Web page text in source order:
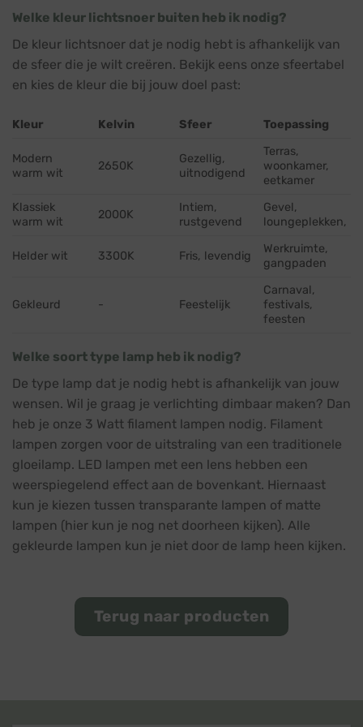
Welke kleur lichtsnoer buiten heb ik nodig?
De kleur lichtsnoer dat je nodig hebt is afhankelijk van
de sfeer die je wilt creëren. Bekijk eens onze sfeertabel
en kies de kleur die bij jouw doel past:
Kleur Kelvin Sfeer Toepassing
Modern
warm wit
2650K
Gezellig,
uitnodigend
Terras,
woonkamer,
eetkamer
Klassiek
warm wit
2000K
Intiem,
rustgevend
Gevel,
loungeplekken,
Helder wit 3300K Fris, levendig
Werkruimte,
gangpaden
Gekleurd - Feestelijk
Carnaval,
festivals,
feesten
Welke soort type lamp heb ik nodig?
De type lamp dat je nodig hebt is afhankelijk van jouw
wensen. Wil je graag je verlichting dimbaar maken? Dan
heb je onze 3 Watt filament lampen nodig. Filament
lampen zorgen voor de uitstraling van een traditionele
gloeilamp. LED lampen met een lens hebben een
weerspiegelend effect aan de bovenkant. Hiernaast
kun je kiezen tussen transparante lampen of matte
lampen (hier kun je nog net doorheen kijken). Alle
gekleurde lampen kun je niet door de lamp heen kijken.
Terug naar producten